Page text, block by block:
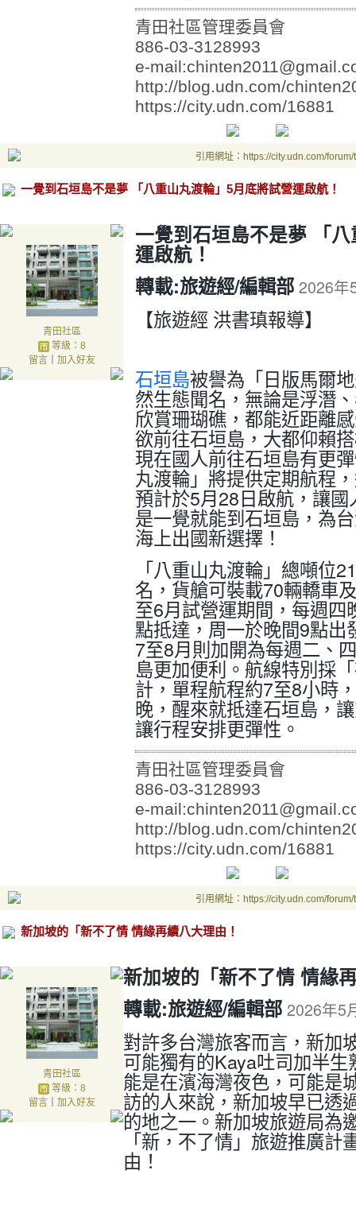
青田社區管理委員會
886-03-3128993
e-
http://blog.udn.com/
https://city.udn.com/16881
引用網址：https://city.udn.com/
一覺到石垣島不是夢 「八重山丸渡輪」5月底將試營運啟航！
青田社區
等級：8
留言｜ 加入好友
一覺到石垣島不是夢 「
運啟航！
轉載:旅遊經/編輯部 2026年
【旅遊經 洪書瑱報導】
石垣島被譽為「日版馬爾
然生態聞名，無論是浮潛
欣賞珊瑚礁，都能近距離
欲前往石垣島，大都仰賴
現在國人前往石垣島有更
丸渡輪」將提供定期航程
預計於5月28日啟航，讓
是一覺就能到石垣島，為
海上出國新選擇！
「八重山丸渡輪」總噸位
名，貨艙可裝載70輛轎車
至6月試營運期間，每週
點抵達，周一於晚間9點
7至8月則加開為每週二、
島更加便利。航線特別採
計，單程航程約7至8小時
晚，醒來就抵達石垣島，
讓行程安排更彈性。
青田社區管理委員會
886-03-3128993
e-
http://blog.udn.com/
https://city.udn.com/16881
引用網址：https://city.udn.com/
新加坡的「新不了情 情緣再續八大理由！
青田社區
等級：8
留言｜ 加入好友
新加坡的「新不了情 情緣
轉載:旅遊經/編輯部 2026年5
對許多台灣旅客而言，新加
可能獨有的Kaya吐司加半
能是在濱海灣夜色，可能是
訪的人來說，新加坡早已透
的地之一。新加坡旅遊局為
「新，不了情」旅遊推廣
由！